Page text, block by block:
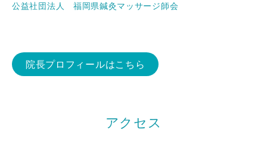
公益社団法人 福岡県鍼灸マッサージ師会
院長プロフィールはこちら
アクセス